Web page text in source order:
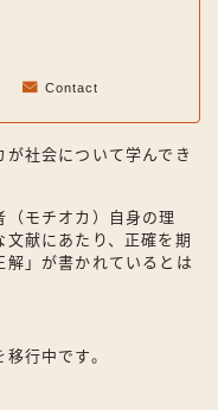
Contact
が社会について学んでき
（モチオカ）自身の理
献にあたり、正確を期
」が書かれているとは
行中です。